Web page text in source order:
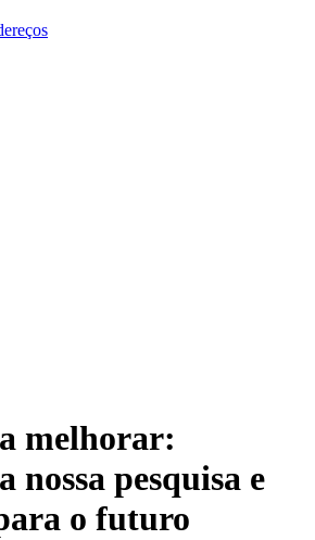
melhorar:
nossa pesquisa e
o futuro